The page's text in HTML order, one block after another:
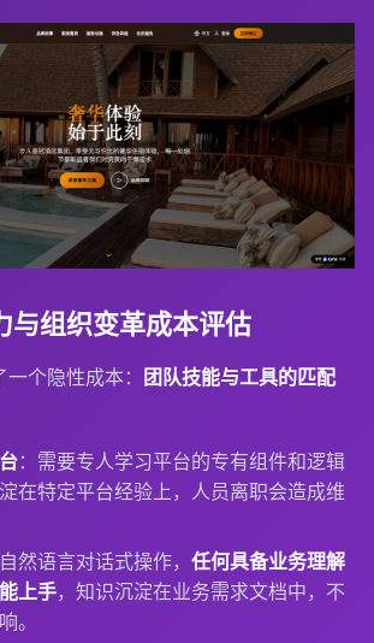
与组织变革成本评估
个隐性成本： 团队技能与工具的匹配
：需要专人学习平台的专有组件和逻辑
在特定平台经验上，人员离职会造成维
然语言对话式操作， 任何具备业务理解
上手，知识沉淀在业务需求文档中，不
。